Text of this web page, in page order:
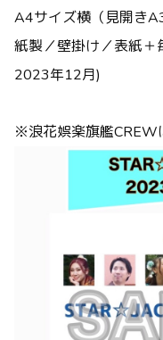
A4サイズ横（見開き
紙製／壁掛け／表紙
2023年12月)
※浪花娯楽旗艦CREW